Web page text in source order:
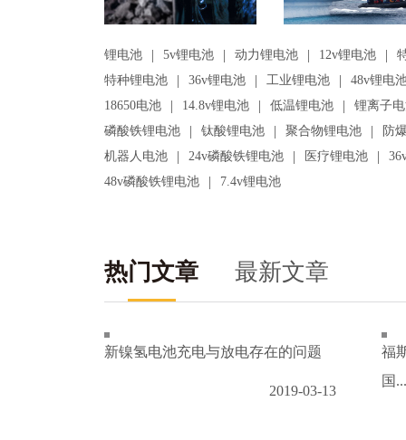
锂电池 | 5v锂电池 | 动力锂电池 | 12v锂电池 |
特种锂电池
| 36v锂电池 | 工业锂电池 |
48v锂电
18650电池
| 14.8v锂电池 | 低温锂电池 |
锂离子
磷酸铁锂电池
| 钛酸锂电池 | 聚合物锂电池 |
防
机器人电池
| 24v磷酸铁锂电池 | 医疗锂电池 |
48v磷酸铁锂电池
| 7.4v锂电池
热门文章 最新文章
新镍氢电池充电与放电存在的问题
2019-03-13
福
国